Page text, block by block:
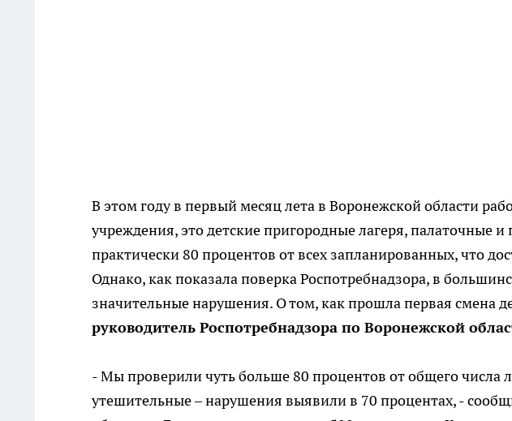
В этом году в первый месяц лета в Воронежской области
учреждения, это детские пригородные лагеря, палаточные
практически 80 процентов от всех запланированных, что
Однако, как показала поверка Роспотребнадзора, в
значительные нарушения. О том, как прошла первая смена
руководитель Роспотребнадзора по Воронежской
- Мы проверили чуть больше 80 процентов от общего числа
утешительные – нарушения выявили в 70 процентах, -